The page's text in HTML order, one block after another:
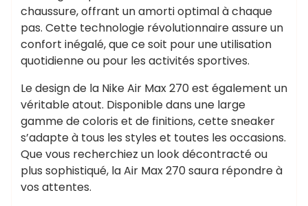
chaussure, offrant un amorti optimal à chaque
pas. Cette technologie révolutionnaire assure un
confort inégalé, que ce soit pour une utilisation
quotidienne ou pour les activités sportives.
Le design de la Nike Air Max 270 est également un
véritable atout. Disponible dans une large
gamme de coloris et de finitions, cette sneaker
s’adapte à tous les styles et toutes les occasions.
Que vous recherchiez un look décontracté ou
plus sophistiqué, la Air Max 270 saura répondre à
vos attentes.